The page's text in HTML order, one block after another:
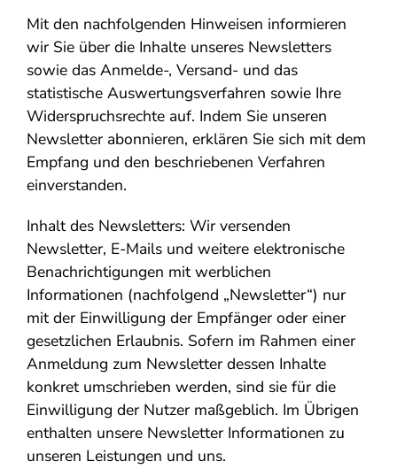
Mit den nachfolgenden Hinweisen informieren
wir Sie über die Inhalte unseres Newsletters
sowie das Anmelde-, Versand- und das
statistische Auswertungsverfahren sowie Ihre
Widerspruchsrechte auf. Indem Sie unseren
Newsletter abonnieren, erklären Sie sich mit dem
Empfang und den beschriebenen Verfahren
einverstanden.
Inhalt des Newsletters: Wir versenden
Newsletter, E-Mails und weitere elektronische
Benachrichtigungen mit werblichen
Informationen (nachfolgend „Newsletter“) nur
mit der Einwilligung der Empfänger oder einer
gesetzlichen Erlaubnis. Sofern im Rahmen einer
Anmeldung zum Newsletter dessen Inhalte
konkret umschrieben werden, sind sie für die
Einwilligung der Nutzer maßgeblich. Im Übrigen
enthalten unsere Newsletter Informationen zu
unseren Leistungen und uns.